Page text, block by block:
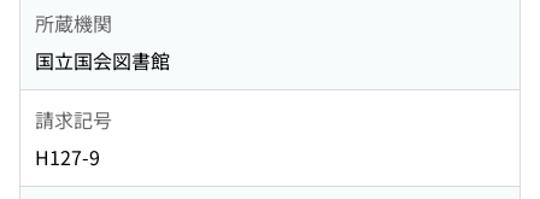
所蔵機関
国立国会図書館
請求記号
H127-9